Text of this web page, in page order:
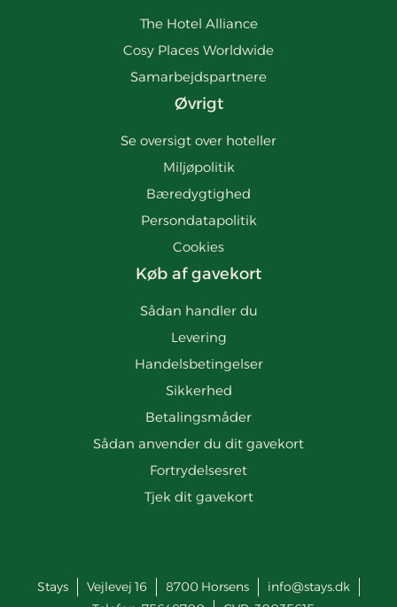
The Hotel Alliance
Cosy Places Worldwide
Samarbejdspartnere
Øvrigt
Se oversigt over hoteller
Miljøpolitik
Bæredygtighed
Persondatapolitik
Cookies
Køb af gavekort
Sådan handler du
Levering
Handelsbetingelser
Sikkerhed
Betalingsmåder
Sådan anvender du dit gavekort
Fortrydelsesret
Tjek dit gavekort
Stays Vejlevej 16 8700 Horsens
info@stays.dk